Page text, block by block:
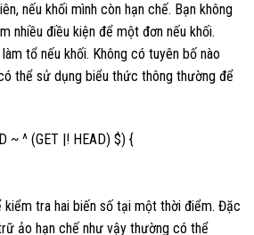
nếu khối mình còn hạn chế. Bạn không
nhiều điều kiện để một đơn nếu khối.
tổ nếu khối. Không có tuyên bố nào
thể sử dụng biểu thức thông thường để
~ ^ (GET |! HEAD) $) {
kiểm tra hai biến số tại một thời điểm. Đặc
ảo hạn chế như vậy thường có thể